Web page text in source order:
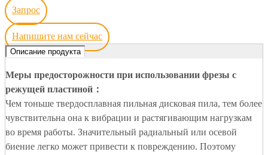
Запрос
Напишите нам сейчас
Описание продукта
Меры предосторожности при использовании фрезы с
режущей пластиной ：
Чем тоньше твердосплавная пильная дисковая пила, тем более
чувствительна она к вибрации и растягивающим нагрузкам
во время работы. Значительный радиальный или осевой
биение легко может привести к повреждению. Поэтому